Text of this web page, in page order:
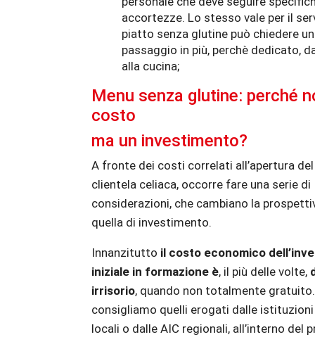
accortezze. Lo stesso vale per il
piatto senza glutine può chiedere un
passaggio in più, perchè dedicato,
alla cucina;
Menu senza glutine: perché
costo
ma un investimento?
A fronte dei costi correlati all’apertura
clientela celiaca, occorre fare una serie di
considerazioni, che cambiano la
quella di investimento.
Innanzitutto il costo economico
iniziale in formazione è, il più delle volte,
irrisorio, quando non totalmente
consigliamo quelli erogati dalle
locali o dalle AIC regionali, all’interno del